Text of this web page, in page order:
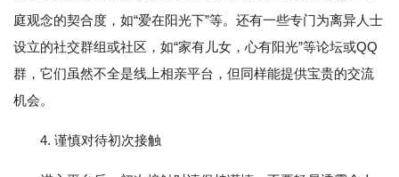
庭观念的契合度，如“爱在阳光下”等。还有一些专门为离异人士
设立的社交群组或社区，如“家有儿女，心有阳光”等论坛或QQ
群，它们虽然不全是线上相亲平台，但同样能提供宝贵的交流
机会。
4. 谨慎对待初次接触